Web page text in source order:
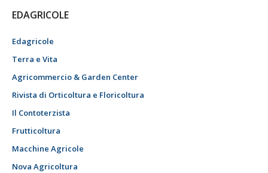
EDAGRICOLE
Edagricole
Terra e Vita
Agricommercio & Garden Center
Rivista di Orticoltura e Floricoltura
Il Contoterzista
Frutticoltura
Macchine Agricole
Nova Agricoltura